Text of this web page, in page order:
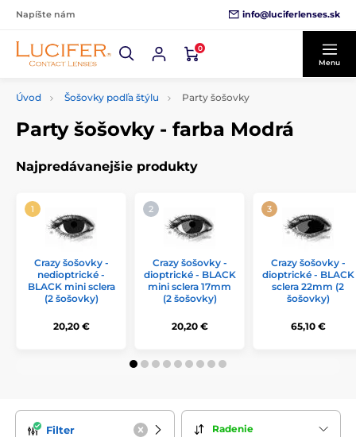
Napíšte nám info@luciferlenses.sk
0
Menu
Úvod Šošovky podľa štýlu Party šošovky
Party šošovky - farba Modrá
Najpredávanejšie produkty
Crazy šošovky -
nedioptrické -
BLACK mini sclera
(2 šošovky)
20,20 €
Crazy šošovky -
dioptrické - BLACK
mini sclera 17mm
(2 šošovky)
20,20 €
Crazy šošovky -
dioptrické - BLACK
sclera 22mm (2
šošovky)
65,10 €
Filter Radenie